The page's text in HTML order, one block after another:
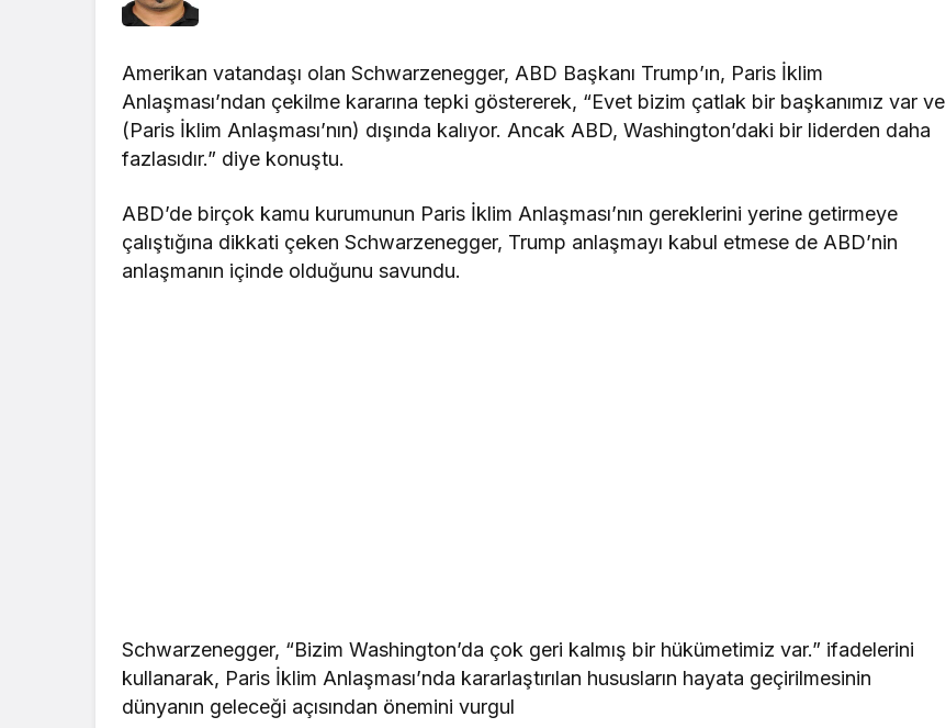
Amerikan vatandaşı olan Schwarzenegger, ABD Başkanı Trump’ın, Paris İklim
Anlaşması’ndan çekilme kararına tepki göstererek, “Evet bizim çatlak bir başkanımız var ve
(Paris İklim Anlaşması’nın) dışında kalıyor. Ancak ABD, Washington’daki bir liderden daha
fazlasıdır.” diye konuştu.
ABD’de birçok kamu kurumunun Paris İklim Anlaşması’nın gereklerini yerine getirmeye
çalıştığına dikkati çeken Schwarzenegger, Trump anlaşmayı kabul etmese de ABD’nin
anlaşmanın içinde olduğunu savundu.
Schwarzenegger, “Bizim Washington’da çok geri kalmış bir hükümetimiz var.” ifadelerini
kullanarak, Paris İklim Anlaşması’nda kararlaştırılan hususların hayata geçirilmesinin
dünyanın geleceği açısından önemini vurgul